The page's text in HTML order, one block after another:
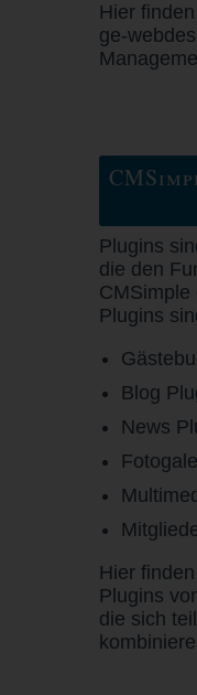
Hier
ge-
Plugins
die den
CMSimple
Plugins
Blog
News
Hier
Plugins
die sich